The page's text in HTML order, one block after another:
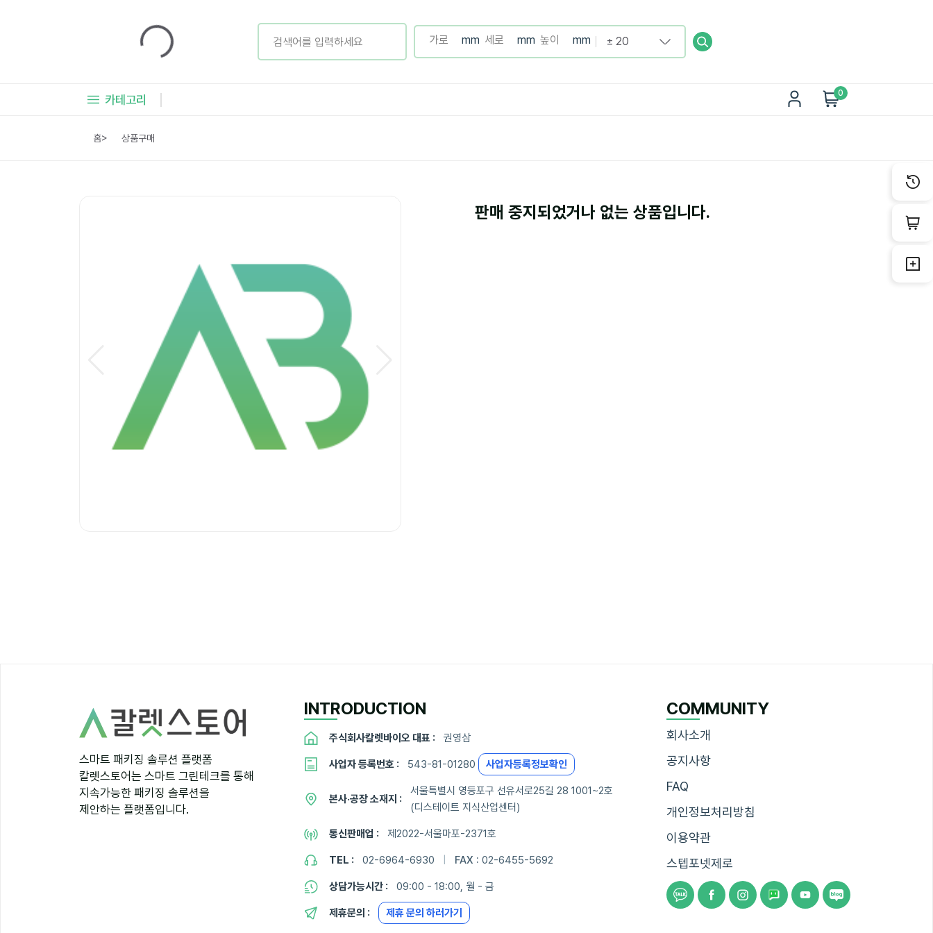
카테고리 0
홈> 상품구매
판매 중지되었거나 없는 상품입니다.
스마트 패키징 솔루션 플랫폼
칼렛스토어는 스마트 그린테크를 통해
지속가능한 패키징 솔루션을
제안하는 플랫폼입니다.
INTRODUCTION
주식회사칼렛바이오 대표 : 권영삼
사업자 등록번호 : 543-81-01280 사업자등록정보확인
본사·공장 소재지 :
서울특별시 영등포구 선유서로25길 28 1001~2호
(디스테이트 지식산업센터)
통신판매업 : 제2022-서울마포-2371호
TEL : 02-6964-6930 FAX : 02-6455-5692
상담가능시간 : 09:00 - 18:00, 월 - 금
제휴문의 : 제휴 문의 하러가기
COMMUNITY
회사소개
공지사항
FAQ
개인정보처리방침
이용약관
스텝포넷제로